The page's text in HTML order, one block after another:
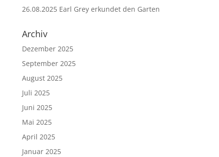
26.08.2025 Earl Grey erkundet den Garten
Archiv
Dezember 2025
September 2025
August 2025
Juli 2025
Juni 2025
Mai 2025
April 2025
Januar 2025